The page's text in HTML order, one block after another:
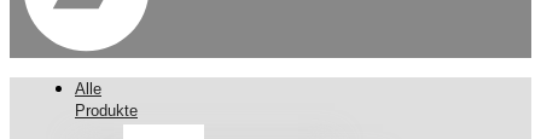
Alle
Produkte